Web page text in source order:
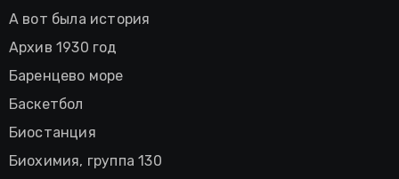
А вот была история
Архив 1930 год
Баренцево море
Баскетбол
Биостанция
Биохимия, группа 130